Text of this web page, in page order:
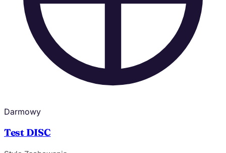
Darmowy
Test DISC